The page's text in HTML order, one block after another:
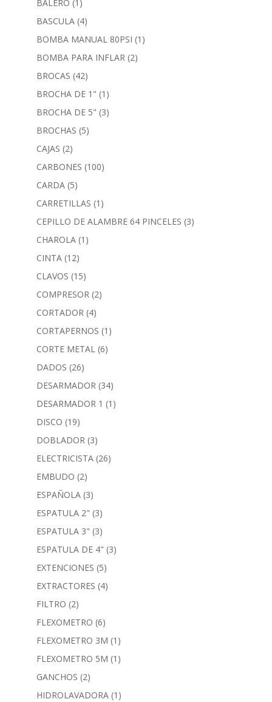
BALERO (1)
BASCULA (4)
BOMBA MANUAL 80PSI (1)
BOMBA PARA INFLAR (2)
BROCAS (42)
BROCHA DE 1" (1)
BROCHA DE 5" (3)
BROCHAS (5)
CAJAS (2)
CARBONES (100)
CARDA (5)
CARRETILLAS (1)
CEPILLO DE ALAMBRE 64 PINCELES (3)
CHAROLA (1)
CINTA (12)
CLAVOS (15)
COMPRESOR (2)
CORTADOR (4)
CORTAPERNOS (1)
CORTE METAL (6)
DADOS (26)
DESARMADOR (34)
DESARMADOR 1 (1)
DISCO (19)
DOBLADOR (3)
ELECTRICISTA (26)
EMBUDO (2)
ESPAÑOLA (3)
ESPATULA 2" (3)
ESPATULA 3" (3)
ESPATULA DE 4" (3)
EXTENCIONES (5)
EXTRACTORES (4)
FILTRO (2)
FLEXOMETRO (6)
FLEXOMETRO 3M (1)
FLEXOMETRO 5M (1)
GANCHOS (2)
HIDROLAVADORA (1)